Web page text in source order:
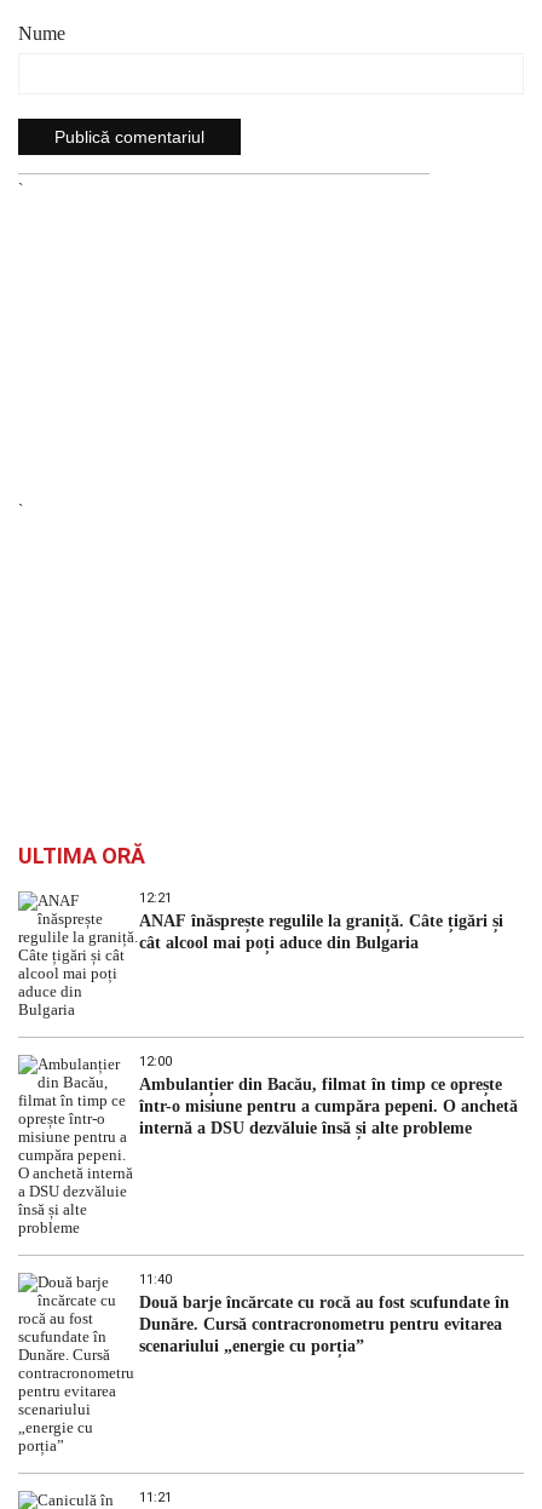
Nume
`
`
ULTIMA ORĂ
12:21
ANAF înăsprește regulile la graniță. Câte țigări și
cât alcool mai poți aduce din Bulgaria
12:00
Ambulanțier din Bacău, filmat în timp ce oprește
într-o misiune pentru a cumpăra pepeni. O anchetă
internă a DSU dezvăluie însă și alte probleme
11:40
Două barje încărcate cu rocă au fost scufundate în
Dunăre. Cursă contracronometru pentru evitarea
scenariului „energie cu porția”
11:21